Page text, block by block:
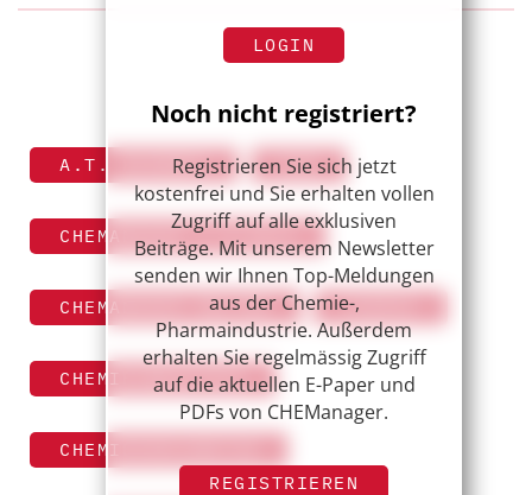
LOGIN
Noch nicht registriert?
Registrieren Sie sich jetzt
kostenfrei und Sie erhalten vollen
Zugriff auf alle exklusiven
Beiträge. Mit unserem Newsletter
senden wir Ihnen Top-Meldungen
aus der Chemie-,
Pharmaindustrie. Außerdem
erhalten Sie regelmässig Zugriff
auf die aktuellen E-Paper und
PDFs von CHEManager.
REGISTRIEREN
A.T. KEARNEY C3X
CHEMANAGER 3-4/2013
CHEMANAGER-ONLINE CHEMIE
CHEMIEINDUSTRIE
CHEMIEKONJUNKTUR